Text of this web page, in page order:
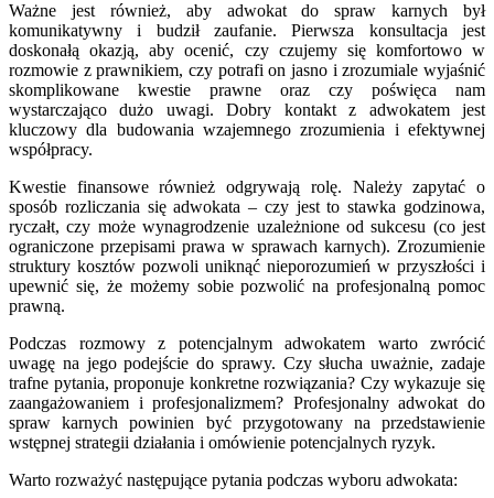
Ważne jest również, aby adwokat do spraw karnych był
komunikatywny i budził zaufanie. Pierwsza konsultacja jest
doskonałą okazją, aby ocenić, czy czujemy się komfortowo w
rozmowie z prawnikiem, czy potrafi on jasno i zrozumiale wyjaśnić
skomplikowane kwestie prawne oraz czy poświęca nam
wystarczająco dużo uwagi. Dobry kontakt z adwokatem jest
kluczowy dla budowania wzajemnego zrozumienia i efektywnej
współpracy.
Kwestie finansowe również odgrywają rolę. Należy zapytać o
sposób rozliczania się adwokata – czy jest to stawka godzinowa,
ryczałt, czy może wynagrodzenie uzależnione od sukcesu (co jest
ograniczone przepisami prawa w sprawach karnych). Zrozumienie
struktury kosztów pozwoli uniknąć nieporozumień w przyszłości i
upewnić się, że możemy sobie pozwolić na profesjonalną pomoc
prawną.
Podczas rozmowy z potencjalnym adwokatem warto zwrócić
uwagę na jego podejście do sprawy. Czy słucha uważnie, zadaje
trafne pytania, proponuje konkretne rozwiązania? Czy wykazuje się
zaangażowaniem i profesjonalizmem? Profesjonalny adwokat do
spraw karnych powinien być przygotowany na przedstawienie
wstępnej strategii działania i omówienie potencjalnych ryzyk.
Warto rozważyć następujące pytania podczas wyboru adwokata: